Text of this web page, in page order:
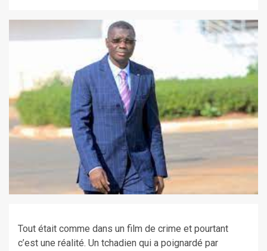
Tout était comme dans un film de crime et pourtant
c’est une réalité. Un tchadien qui a poignardé par